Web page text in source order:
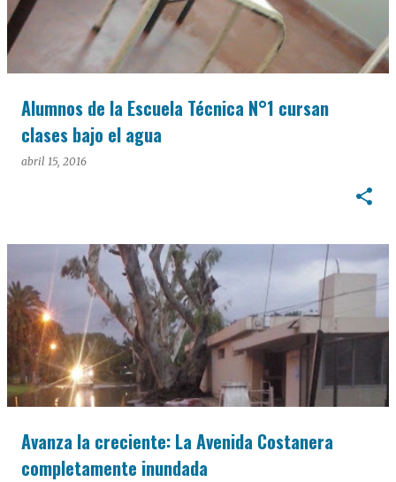
Alumnos de la Escuela Técnica N°1 cursan
clases bajo el agua
abril 15, 2016
Avanza la creciente: La Avenida Costanera
completamente inundada